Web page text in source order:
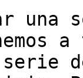
una
serie